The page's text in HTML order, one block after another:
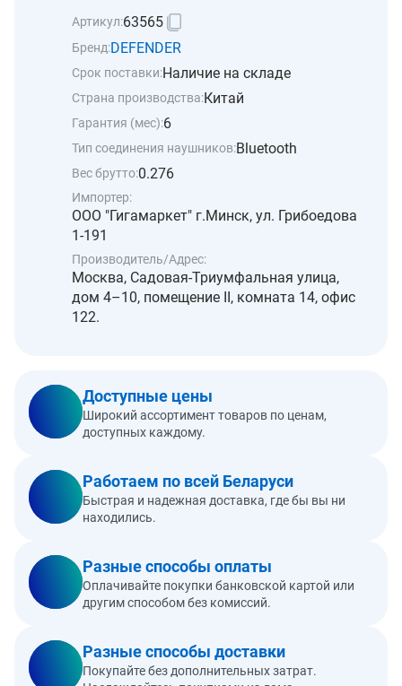
Артикул:63565
Бренд:DEFENDER
Срок поставки:Наличие на складе
Страна производства:Китай
Гарантия (мес):6
Тип соединения наушников:Bluetooth
Вес брутто:0.276
Импортер:
ООО "Гигамаркет" г.Минск, ул. Грибоедова
1-191
Производитель/Адрес:
Москва, Садовая-Триумфальная улица,
дом 4–10, помещение II, комната 14, офис
122.
Доступные цены
Широкий ассортимент товаров по ценам,
доступных каждому.
Работаем по всей Беларуси
Быстрая и надежная доставка, где бы вы ни
находились.
Разные способы оплаты
Оплачивайте покупки банковской картой или
другим способом без комиссий.
Разные способы доставки
Покупайте без дополнительных затрат.